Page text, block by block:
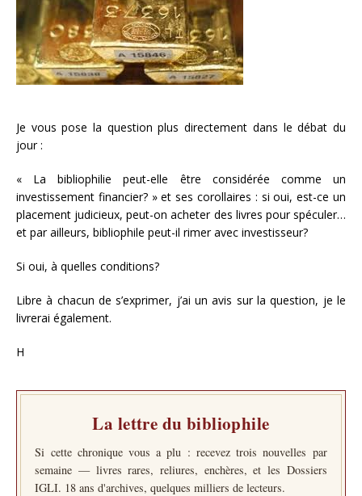
Je vous pose la question plus directement dans le débat du
jour :
« La bibliophilie peut-elle être considérée comme un
investissement financier? » et ses corollaires : si oui, est-ce un
placement judicieux, peut-on acheter des livres pour spéculer…
et par ailleurs, bibliophile peut-il rimer avec investisseur?
Si oui, à quelles conditions?
Libre à chacun de s’exprimer, j’ai un avis sur la question, je le
livrerai également.
H
La lettre du bibliophile
Si cette chronique vous a plu : recevez trois nouvelles par
semaine — livres rares, reliures, enchères, et les Dossiers
IGLI. 18 ans d'archives, quelques milliers de lecteurs.